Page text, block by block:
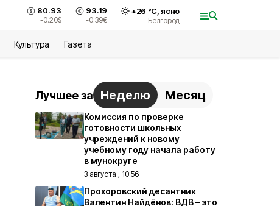
80.93
-0.20$
93.19
-0.39€
+26 °С, ясно
Белгород
Культура Газета
Лучшее за Неделю Месяц
Комиссия по проверке
готовности школьных
учреждений к новому
учебному году начала работу
в мунокруге
3 августа , 10:56
Прохоровский десантник
Валентин Найдёнов: ВДВ – это